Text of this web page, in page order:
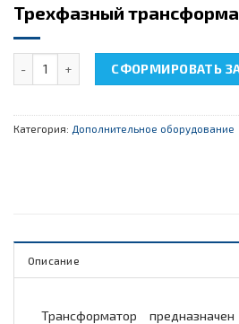
Трехфазный
Количество товара Трехфазный
СФОРМИРОВАТЬ
Категория: Дополнительное оборудование
Описание
Трансформатор